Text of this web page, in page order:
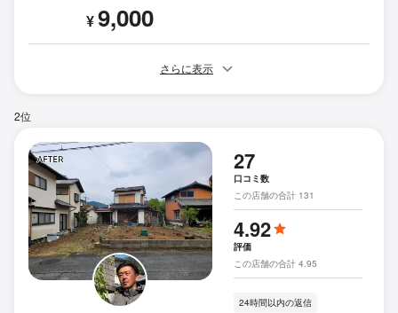
¥9,000
さらに表示
2位
27
口コミ数
この店舗の合計 131
4.92
評価
この店舗の合計 4.95
24時間以内の返信